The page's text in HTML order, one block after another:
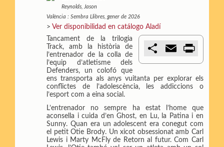
Reynolds, Jason
València : Sembra Llibres, gener de 2026
> Ver disponibilidad en catálogo Aladí
a
r
m
l
t
Tancament de la trilogia
Track, amb la història de
l’entrenador de la colla de
l’equip d’atletisme dels
Defenders, un colofó que
ens transporta als anys vuitanta per explorar els
conflictes de l’adolescència, les addiccions o
l’esport com a eina social.
L’entrenador no sempre ha estat l’home que
aconsella i cuida d’en Ghost, en Lu, la Patina i en
Sunny. Quan era un adolescent era conegut com
el petit Otie Brody. Un xicot obsessionat amb Carl
Lewis i Marty McFly de Retorn al futur. Com Carl